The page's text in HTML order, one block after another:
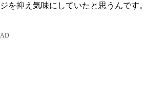
ジを抑え気味にしていたと思うんです。